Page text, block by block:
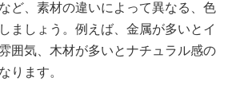
ど、素材の違いによって異なる、色
ましょう。例えば、金属が多いとイ
囲気、木材が多いとナチュラル感の
ります。